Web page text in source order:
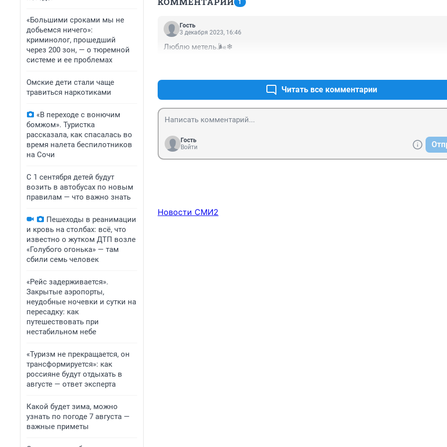
«Большими сроками мы не
добьемся ничего»:
криминолог, прошедший
через 200 зон, — о тюремной
системе и ее проблемах
Омские дети стали чаще
травиться наркотиками
«В переходе с вонючим
бомжом». Туристка
рассказала, как спасалась во
время налета беспилотников
на Сочи
С 1 сентября детей будут
возить в автобусах по новым
правилам — что важно знать
Пешеходы в реанимации
и кровь на столбах: всё, что
известно о жутком ДТП возле
«Голубого огонька» — там
сбили семь человек
«Рейс задерживается».
Закрытые аэропорты,
неудобные ночевки и сутки на
пересадку: как
путешествовать при
нестабильном небе
«Туризм не прекращается, он
трансформируется»: как
россияне будут отдыхать в
августе — ответ эксперта
Какой будет зима, можно
узнать по погоде 7 августа —
важные приметы
1
Гость
3 декабря 2023, 16:46
Люблю метель.🌬❄
Читать все комментарии
Гость
Войти
Новости СМИ2